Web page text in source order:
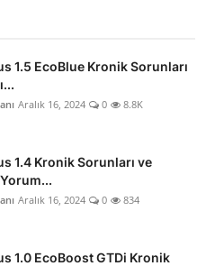
1.5 EcoBlue Kronik Sorunları
Aralık 16, 2024 0 8.8K
1.4 Kronik Sorunları ve
Yorum...
Aralık 16, 2024 0 834
1.0 EcoBoost GTDi Kronik